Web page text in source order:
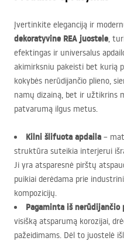
Įvertinkite eleganciją ir
dekoratyvine REAjuostele,
efektingas ir universalus
akimirksniu pakeisti bet kurią
kokybės nerūdijančio plieno,
namų dizainą, bet ir užtikrins
patvarumą ilgus metus.
Kilni šlifuota apdaila –
struktūra suteikia interjerui
Ji yra atsparesnė pirštų
puikiai derėdama prie
kompozicijų.
Pagaminta iš nerūdijančio
visišką atsparumą korozijai,
pažeidimams. Dėl to juostelė